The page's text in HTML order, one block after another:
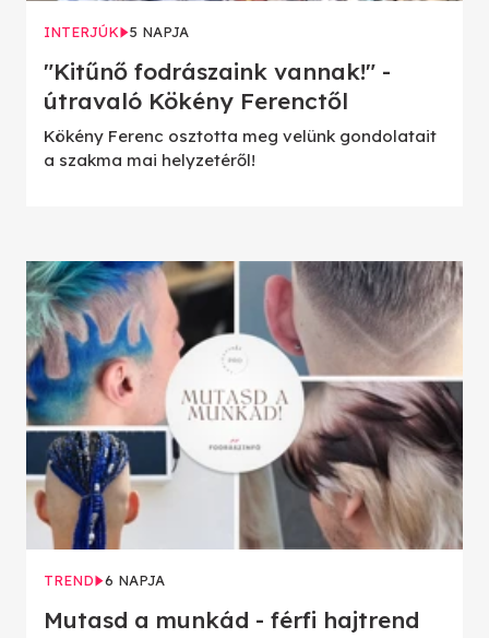
INTERJÚK 5 NAPJA
"Kitűnő fodrászaink vannak!" -
útravaló Kökény Ferenctől
Kökény Ferenc osztotta meg velünk gondolatait
a szakma mai helyzetéről!
TREND 6 NAPJA
Mutasd a munkád - férfi hajtrend